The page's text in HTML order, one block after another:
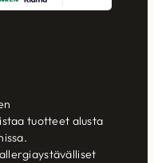
tuotteet alusta